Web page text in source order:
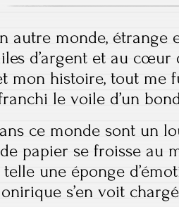
autre monde, étrange
d’argent et au cœur
mon histoire, tout me
le voile d’un
ce monde sont un
papier se froisse au
telle une éponge
s’en voit